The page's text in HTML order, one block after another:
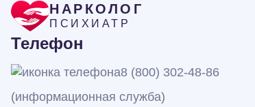
НАРКОЛОГ
ПСИХИАТР
Телефон
8 (800) 302-48-86
(информационная служба)